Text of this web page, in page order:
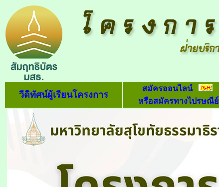
วีดิทัศน์ผู้เรียนโครงการ
สมัครออนไลน์
หรือสมัครทางไปรษณีย์